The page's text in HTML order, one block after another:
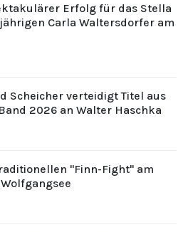
Erfolg für das Stella
Carla Waltersdorfer am
Scheicher verteidigt Titel aus
2026 an Walter Haschka
"Finn-Fight" am